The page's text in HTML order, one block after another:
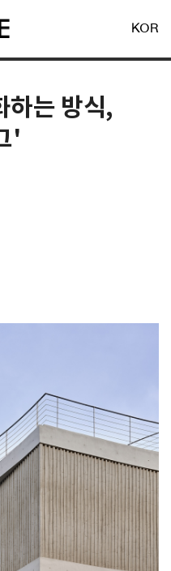
KOR
하는 방식,
'